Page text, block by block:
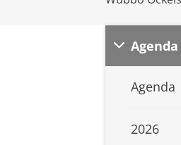
Agenda
Agenda
2026